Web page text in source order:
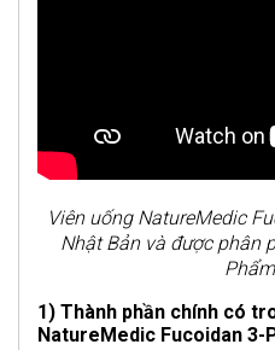
Viên uống NatureMedic
Nhật Bản và được phân
1) Thành phần chính có
NatureMedic Fucoidan 3-